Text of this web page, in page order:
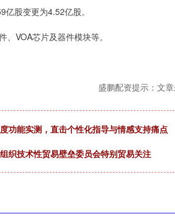
股变更为4.52亿股。
VOA芯片及器件模块等。
盛鹏配资提示：文
功能实测，直击个性化指导与情感支持痛点
织技术性贸易壁垒委员会特别贸易关注